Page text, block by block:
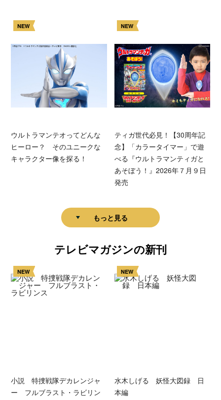
NEW
ウルトラマンテオってどんな
ヒーロー？ そのユニークな
キャラクター像を探る！
NEW
ティガ世代必見！【30周年記
念】「カラータイマー」で遊
べる『ウルトラマンティガと
あそぼう！』2026年７月９日
発売
もっと見る
テレビマガジンの新刊
NEW
小説 特捜戦隊デカレンジャ
ー フルブラスト・ラビリン
NEW
水木しげる 妖怪大図録 日
本編